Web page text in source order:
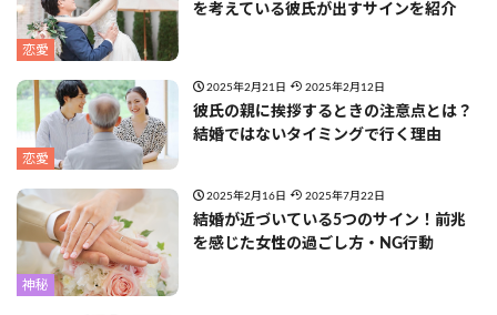
恋愛
を考えている彼氏が出すサインを紹介
恋愛
2025年2月21日 2025年2月12日
彼氏の親に挨拶するときの注意点とは？
結婚ではないタイミングで行く理由
神秘
2025年2月16日 2025年7月22日
結婚が近づいている5つのサイン！前兆
を感じた女性の過ごし方・NG行動